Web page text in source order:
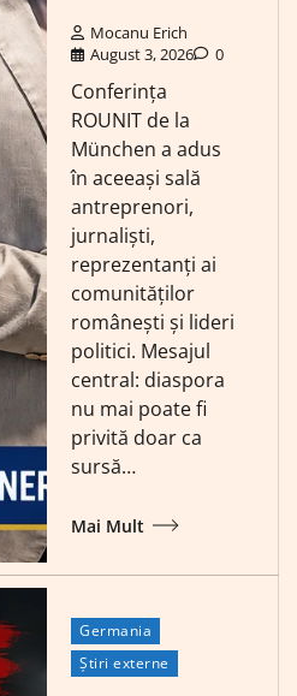
Mocanu Erich
August 3, 2026
0
Conferința
ROUNIT de la
München a adus
în aceeași sală
antreprenori,
jurnaliști,
reprezentanți ai
comunităților
românești și lideri
politici. Mesajul
central: diaspora
nu mai poate fi
privită doar ca
sursă…
Mai Mult
Germania
Știri externe